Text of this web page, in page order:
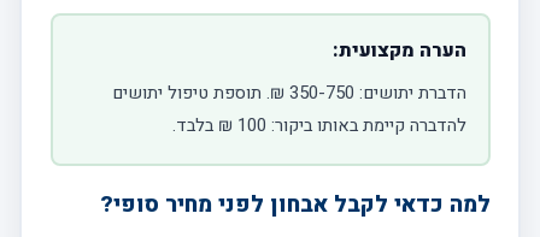
הערה מקצועית:
הדברת יתושים: 350-750 ₪. תוספת טיפול יתושים
להדברה קיימת באותו ביקור: 100 ₪ בלבד.
למה כדאי לקבל אבחון לפני מחיר סופי?